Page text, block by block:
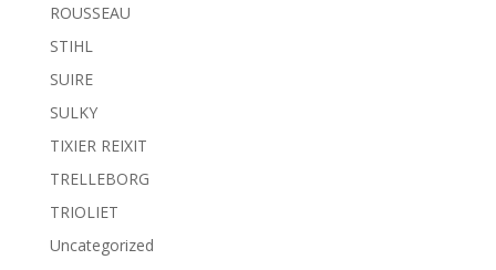
ROUSSEAU
STIHL
SUIRE
SULKY
TIXIER REIXIT
TRELLEBORG
TRIOLIET
Uncategorized